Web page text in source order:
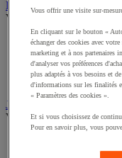
Drapeau
Voir toute la catégorie
Drapeau officiel
Drapeau
Manche à air
Mât
Jardin
Voir toute la catégorie
Vous offrir une visite sur-
En cliquant sur le bouton «
échanger des cookies avec
marketing et à nos partenaires
d'analyser vos préférences
plus adaptés à vos besoins et
d'informations sur les finalités
« Paramètres des cookies ».
Et si vous choisissez de
Pour en savoir plus, vous